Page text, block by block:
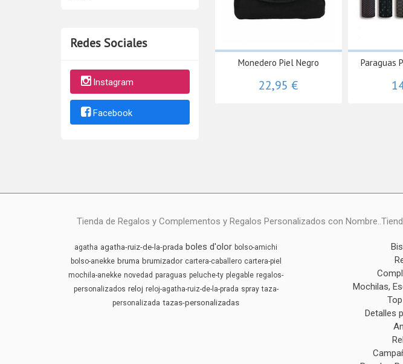
Redes Sociales
Instagram
Facebook
Monedero Piel Negro
22,95 €
Paraguas
Tienda de Regalos y Complementos y Regalos Personalizados con
agatha agatha-ruiz-de-la-prada boles d'olor bolso-amichi
bolso-anekke bruma brumizador cartera-caballero cartera-piel
mochila-anekke novedad paraguas peluche-ty plegable regalos-
personalizados reloj reloj-agatha-ruiz-de-la-prada spray taza-
personalizada tazas-personalizadas
Mochilas,
Detalles